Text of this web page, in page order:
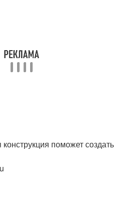
поможет создать